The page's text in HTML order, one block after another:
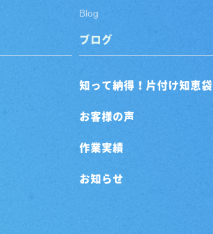
Blog
ブログ
知って納得！片付け知恵袋
お客様の声
作業実績
お知らせ